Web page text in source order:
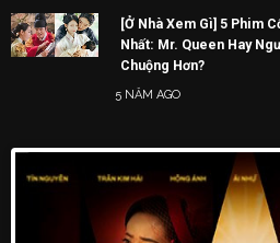
[Ở Nhà Xem Gì] 5 Phim
Nhất: Mr. Queen Hay
Chuộng Hơn?
5 NĂM AGO